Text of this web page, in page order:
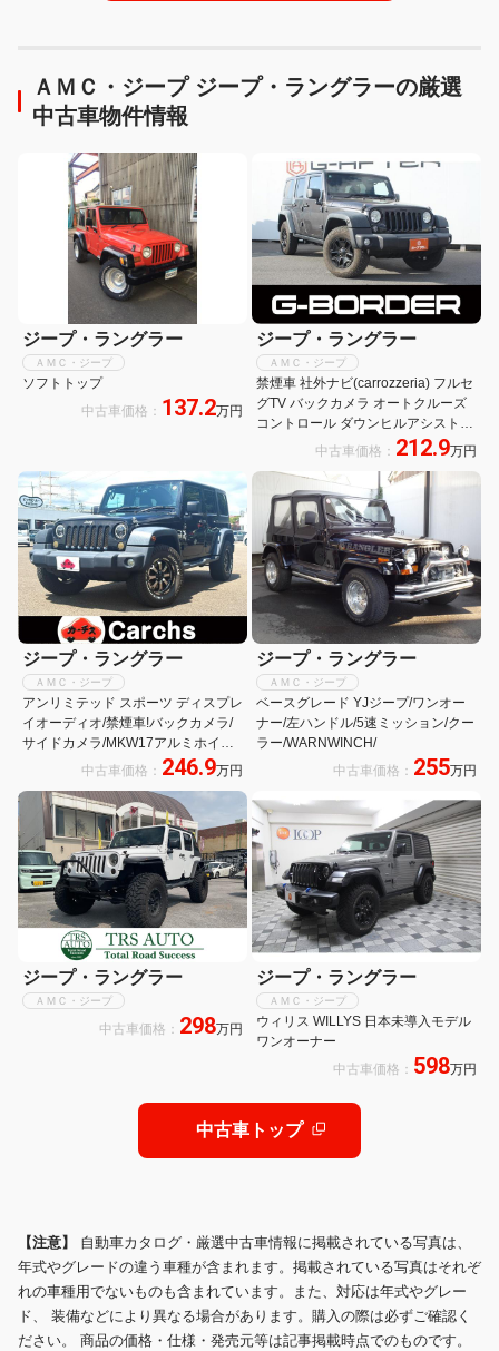
ＡＭＣ・ジープ ジープ・ラングラーの厳選
中古車物件情報
ジープ・ラングラー
ＡＭＣ・ジープ
ソフトトップ
中古車価格： 137.2万円
ジープ・ラングラー
ＡＭＣ・ジープ
禁煙車 社外ナビ(carrozzeria) フルセ
グTV バックカメラ オートクルーズ
コントロール ダウンヒルアシストコ
ントロール 盗難防止システム サイド
中古車価格： 212.9万円
ジープ・ラングラー
ＡＭＣ・ジープ
アンリミテッド スポーツ ディスプレ
イオーディオ/禁煙車!バックカメラ/
サイドカメラ/MKW17アルミホイー
ル/LEDヘッドライト/クルーズコント
ロール/ヒルディセントコントロール/
背面タイヤ
中古車価格： 246.9万円
ジープ・ラングラー
ＡＭＣ・ジープ
ベースグレード YJジープ/ワンオー
ナー/左ハンドル/5速ミッション/クー
ラー/WARNWINCH/
中古車価格： 255万円
ジープ・ラングラー
ＡＭＣ・ジープ
中古車価格： 298万円
ジープ・ラングラー
ＡＭＣ・ジープ
ウィリス WILLYS 日本未導入モデル
ワンオーナー
中古車価格： 598万円
中古車トップ
【注意】 自動車カタログ・厳選中古車情報に掲載されている写真は、
年式やグレードの違う車種が含まれます。掲載されている写真はそれぞ
れの車種用でないものも含まれています。また、対応は年式やグレー
ド、 装備などにより異なる場合があります。購入の際は必ずご確認く
ださい。 商品の価格・仕様・発売元等は記事掲載時点でのものです。